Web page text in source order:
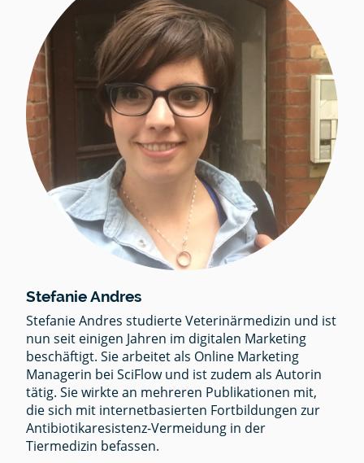
Stefanie Andres
Stefanie Andres studierte Veterinärmedizin und ist
nun seit einigen Jahren im digitalen Marketing
beschäftigt. Sie arbeitet als Online Marketing
Managerin bei SciFlow und ist zudem als Autorin
tätig. Sie wirkte an mehreren Publikationen mit,
die sich mit internetbasierten Fortbildungen zur
Antibiotikaresistenz-Vermeidung in der
Tiermedizin befassen.